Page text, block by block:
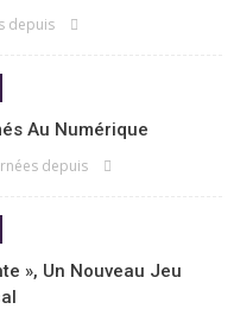
depuis
Au Numérique
depuis
», Un Nouveau Jeu